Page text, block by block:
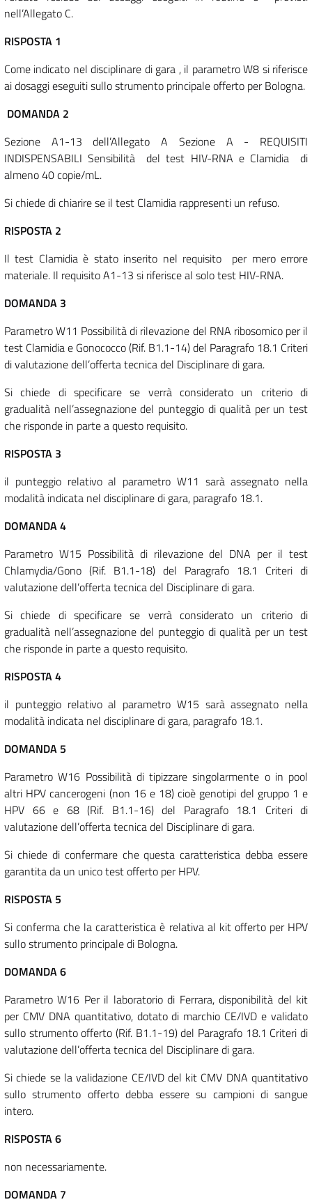
nell’Allegato C.
RISPOSTA 1
Come indicato nel disciplinare di gara , il parametro W8 si riferisce
ai dosaggi eseguiti sullo strumento principale offerto per Bologna.
DOMANDA 2
Sezione A1-13 dell’Allegato A Sezione A - REQUISITI
INDISPENSABILI Sensibilità del test HIV-RNA e Clamidia di
almeno 40 copie/mL.
Si chiede di chiarire se il test Clamidia rappresenti un refuso.
RISPOSTA 2
Il test Clamidia è stato inserito nel requisito per mero errore
materiale. Il requisito A1-13 si riferisce al solo test HIV-RNA.
DOMANDA 3
Parametro W11 Possibilità di rilevazione del RNA ribosomico per il
test Clamidia e Gonococco (Rif. B1.1-14) del Paragrafo 18.1 Criteri
di valutazione dell’offerta tecnica del Disciplinare di gara.
Si chiede di specificare se verrà considerato un criterio di
gradualità nell’assegnazione del punteggio di qualità per un test
che risponde in parte a questo requisito.
RISPOSTA 3
il punteggio relativo al parametro W11 sarà assegnato nella
modalità indicata nel disciplinare di gara, paragrafo 18.1.
DOMANDA 4
Parametro W15 Possibilità di rilevazione del DNA per il test
Chlamydia/Gono (Rif. B1.1-18) del Paragrafo 18.1 Criteri di
valutazione dell’offerta tecnica del Disciplinare di gara.
Si chiede di specificare se verrà considerato un criterio di
gradualità nell’assegnazione del punteggio di qualità per un test
che risponde in parte a questo requisito.
RISPOSTA 4
il punteggio relativo al parametro W15 sarà assegnato nella
modalità indicata nel disciplinare di gara, paragrafo 18.1.
DOMANDA 5
Parametro W16 Possibilità di tipizzare singolarmente o in pool
altri HPV cancerogeni (non 16 e 18) cioè genotipi del gruppo 1 e
HPV 66 e 68 (Rif. B1.1-16) del Paragrafo 18.1 Criteri di
valutazione dell’offerta tecnica del Disciplinare di gara.
Si chiede di confermare che questa caratteristica debba essere
garantita da un unico test offerto per HPV.
RISPOSTA 5
Si conferma che la caratteristica è relativa al kit offerto per HPV
sullo strumento principale di Bologna.
DOMANDA 6
Parametro W16 Per il laboratorio di Ferrara, disponibilità del kit
per CMV DNA quantitativo, dotato di marchio CE/IVD e validato
sullo strumento offerto (Rif. B1.1-19) del Paragrafo 18.1 Criteri di
valutazione dell’offerta tecnica del Disciplinare di gara.
Si chiede se la validazione CE/IVD del kit CMV DNA quantitativo
sullo strumento offerto debba essere su campioni di sangue
intero.
RISPOSTA 6
non necessariamente.
DOMANDA 7